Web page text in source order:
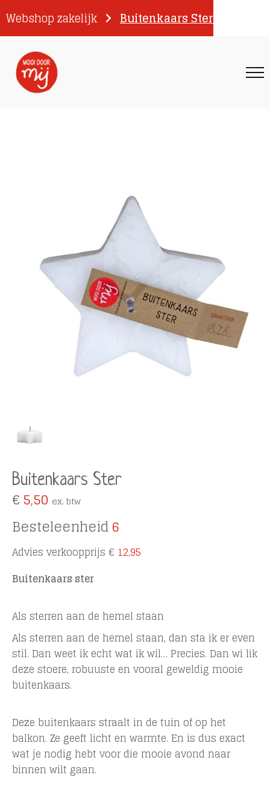
Webshop zakelijk Buitenkaars Ster
Buitenkaars Ster
€ 5,50 ex. btw
Besteleenheid6
Advies verkoopprijs € 12,95
Buitenkaars ster
Als sterren aan de hemel staan
Als sterren aan de hemel staan, dan sta ik er even
stil. Dan weet ik echt wat ik wil… Precies. Dan wi lik
deze stoere, robuuste en vooral geweldig mooie
buitenkaars.
Deze buitenkaars straalt in de tuin of op het
balkon. Ze geeft licht en warmte. En is dus exact
wat je nodig hebt voor die mooie avond naar
binnen wilt gaan.